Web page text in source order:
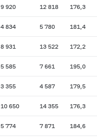
9 920 12 818 176,3
4 834 5 780 181,4
8 931 13 522 172,2
5 585 7 661 195,0
3 355 4 587 179,5
10 650 14 355 176,3
5 774 7 871 184,6